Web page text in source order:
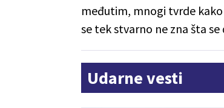
međutim, mnogi tvrde
se tek stvarno ne zna šta
Udarne vesti